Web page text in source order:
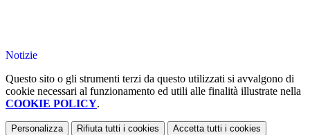
Notizie
Questo sito o gli strumenti terzi da questo utilizzati si avvalgono di
cookie necessari al funzionamento ed utili alle finalità illustrate nella
COOKIE POLICY.
Personalizza Rifiuta tutti i cookies Accetta tutti i cookies